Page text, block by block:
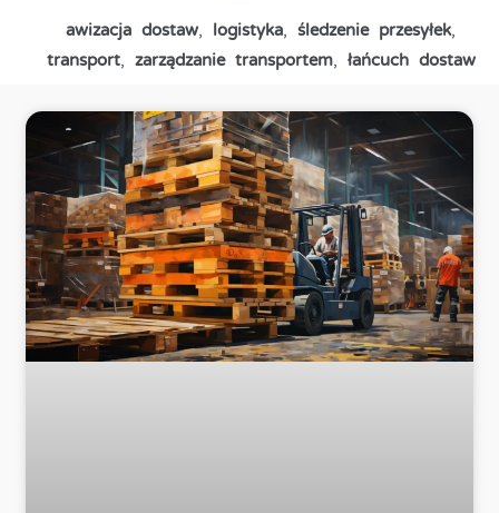
awizacja dostaw, logistyka, śledzenie przesyłek,
transport, zarządzanie transportem, łańcuch dostaw